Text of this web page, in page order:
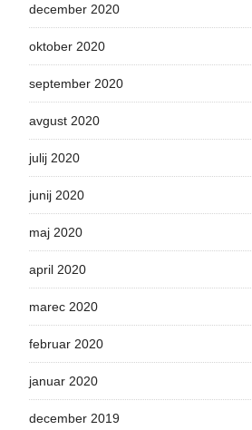
december 2020
oktober 2020
september 2020
avgust 2020
julij 2020
junij 2020
maj 2020
april 2020
marec 2020
februar 2020
januar 2020
december 2019